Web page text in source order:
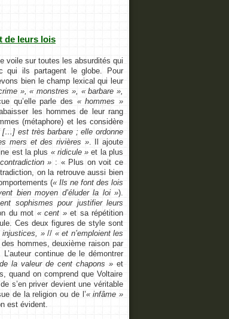
de leurs lois
voile sur toutes les absurdités qui
qui ils partagent le globe. Pour
bien le champ lexical qui leur
», « monstres », « barbare »,
qu’elle parle des « hommes »
les hommes de leur rang
(métaphore) et les considère
[…] est très barbare ; elle ordonne
mers et des rivières ». Il ajoute
est la plus « ridicule » et la plus
» : « Plus on voit ce
on la retrouve aussi bien
(« Ils ne font des lois
bien moyen d’éluder la loi »).
sophismes pour justifier leurs
du mot « cent »et sa répétition
Ces deux figures de style sont
injustices, »// « et n’emploient les
hommes, deuxième raison par
continue de le démontrer
la valeur de cent chapons »et
quand on comprend que Voltaire
s’en priver devient une véritable
de la religion ou de l’« infâme »
est évident.